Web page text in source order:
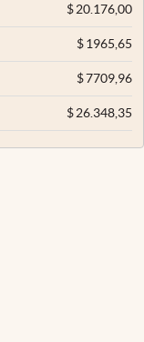
$20.176,00
$1965,65
$7709,96
$26.348,35